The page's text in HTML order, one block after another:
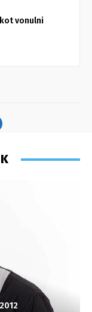
vonulni